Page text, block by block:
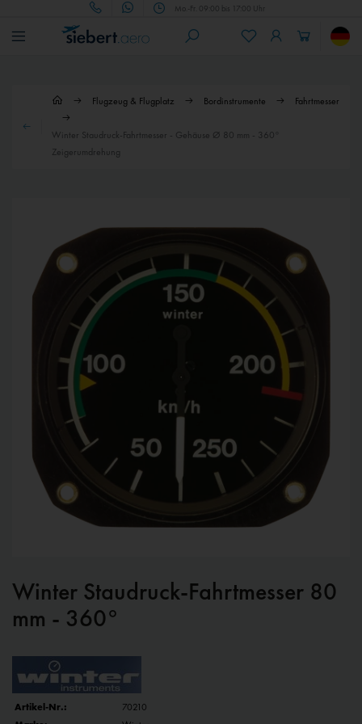
Mo.-Fr. 09:00 bis 17:00 Uhr
Flugzeug & Flugplatz Bordinstrumente Fahrtmesser
Winter Staudruck-Fahrtmesser - Gehäuse Ø 80 mm - 360°
Zeigerumdrehung
Winter Staudruck-Fahrtmesser 80
mm - 360°
Artikel-Nr.:
70210